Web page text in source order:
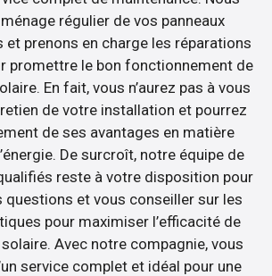
régulier de vos panneaux
prenons en charge les réparations
promettre le bon fonctionnement de
En fait, vous n’aurez pas à vous
de votre installation et pourrez
de ses avantages en matière
De surcroît, notre équipe de
reste à votre disposition pour
questions et vous conseiller sur les
pour maximiser l’efficacité de
Avec notre compagnie, vous
service complet et idéal pour une